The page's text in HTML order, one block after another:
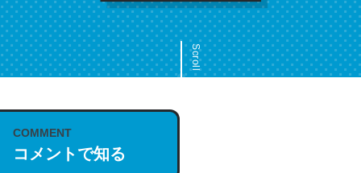
Scroll
COMMENT
コメントで知る
これは名文。彼はとてもクレバーなんだろうなと凄く思
う。英語少しでも読める人は原文もお勧め。自分はこの流